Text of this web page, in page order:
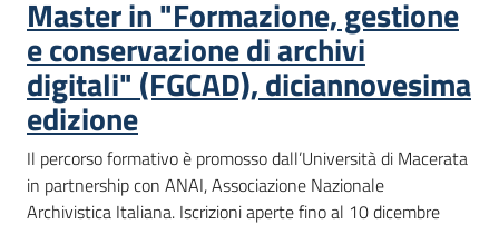
Master in "Formazione, gestione
e conservazione di archivi
digitali" (FGCAD), diciannovesima
edizione
Il percorso formativo è promosso dall’Università di Macerata
in partnership con ANAI, Associazione Nazionale
Archivistica Italiana. Iscrizioni aperte fino al 10 dicembre